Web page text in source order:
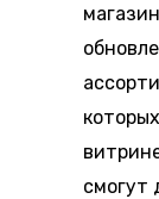
смогут